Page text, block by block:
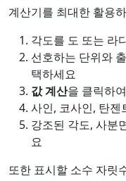
계산기를 최대한 활용
각도를 도 또는 라
선호하는 단위와
택하세요
값 계산을 클릭하
사인, 코사인, 탄젠
강조된 각도, 사분
요
또한 표시할 소수 자릿